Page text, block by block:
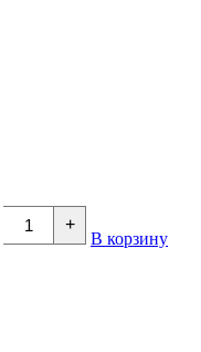
+
В корзину